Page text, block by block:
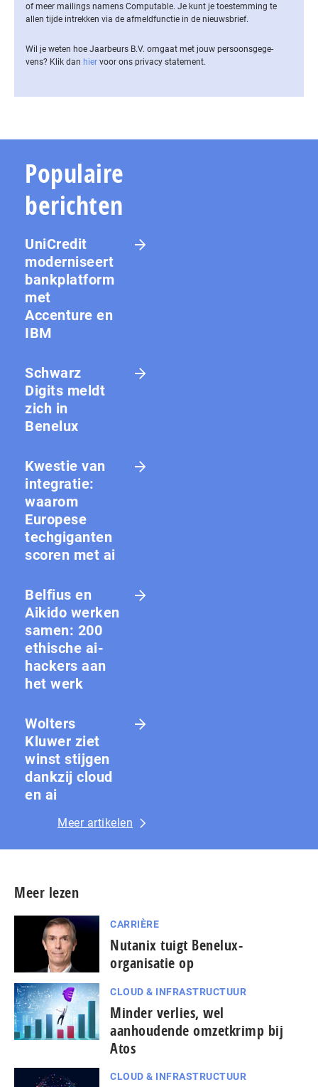
of meer mailings namens Computable. Je kunt je toestemming te
allen tijde intrekken via de af­meld­func­tie in de nieuwsbrief.
Wil je weten hoe Jaarbeurs B.V. omgaat met jouw per­soons­ge­ge­
vens? Klik dan hier voor ons privacy statement.
Populaire
berichten
UniCredit
moderniseert
bankplatform
met
Accenture en
IBM
Schwarz
Digits meldt
zich in
Benelux
Kwestie van
integratie:
waarom
Europese
techgiganten
scoren met ai
Belfius en
Aikido werken
samen: 200
ethische ai-
hackers aan
het werk
Wolters
Kluwer ziet
winst stijgen
dankzij cloud
en ai
Meer artikelen
Meer lezen
CARRIÈRE
Nutanix tuigt Benelux-
organisatie op
CLOUD & INFRASTRUCTUUR
Minder verlies, wel
aanhoudende omzetkrimp bij
Atos
CLOUD & INFRASTRUCTUUR